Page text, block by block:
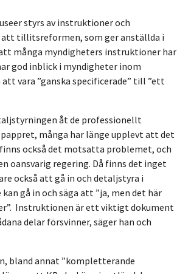
styrs av instruktioner och
att tillitsreformen, som ger anställda i
många myndigheters instruktioner har
god inblick i myndigheter inom
vara ”ganska specificerade” till ”ett
åt de professionellt
många har länge upplevt att det
också det motsatta problemet, och
oansvarig regering. Då finns det inget
också att gå in och detaljstyra i
gå in och säga att ”ja, men det här
Instruktionen är ett viktigt dokument
delar försvinner, säger han och
bland annat ”kompletterande